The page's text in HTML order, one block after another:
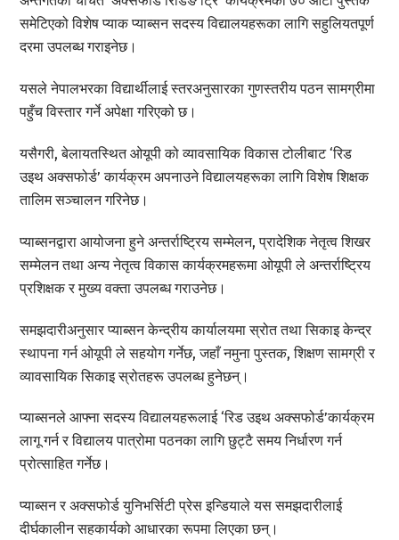
समेटिएको विशेष प्याक प्याब्सन सदस्य विद्यालयहरूका लागि सहुलियतपूर्ण
दरमा उपलब्ध गराइनेछ।
यसले नेपालभरका विद्यार्थीलाई स्तरअनुसारका गुणस्तरीय पठन सामग्रीमा
पहुँच विस्तार गर्ने अपेक्षा गरिएको छ।
यसैगरी, बेलायतस्थित ओयूपी को व्यावसायिक विकास टोलीबाट ‘रिड
उइथ अक्सफोर्ड’ कार्यक्रम अपनाउने विद्यालयहरूका लागि विशेष शिक्षक
तालिम सञ्चालन गरिनेछ।
प्याब्सनद्वारा आयोजना हुने अन्तर्राष्ट्रिय सम्मेलन, प्रादेशिक नेतृत्व शिखर
सम्मेलन तथा अन्य नेतृत्व विकास कार्यक्रमहरूमा ओयूपी ले अन्तर्राष्ट्रिय
प्रशिक्षक र मुख्य वक्ता उपलब्ध गराउनेछ।
समझदारीअनुसार प्याब्सन केन्द्रीय कार्यालयमा स्रोत तथा सिकाइ केन्द्र
स्थापना गर्न ओयूपी ले सहयोग गर्नेछ, जहाँ नमुना पुस्तक, शिक्षण सामग्री र
व्यावसायिक सिकाइ स्रोतहरू उपलब्ध हुनेछन्।
प्याब्सनले आफ्ना सदस्य विद्यालयहरूलाई ‘रिड उइथ अक्सफोर्ड’कार्यक्रम
लागू गर्न र विद्यालय पात्रोमा पठनका लागि छुट्टै समय निर्धारण गर्न
प्रोत्साहित गर्नेछ।
प्याब्सन र अक्सफोर्ड युनिभर्सिटी प्रेस इन्डियाले यस समझदारीलाई
दीर्घकालीन सहकार्यको आधारका रूपमा लिएका छन्।